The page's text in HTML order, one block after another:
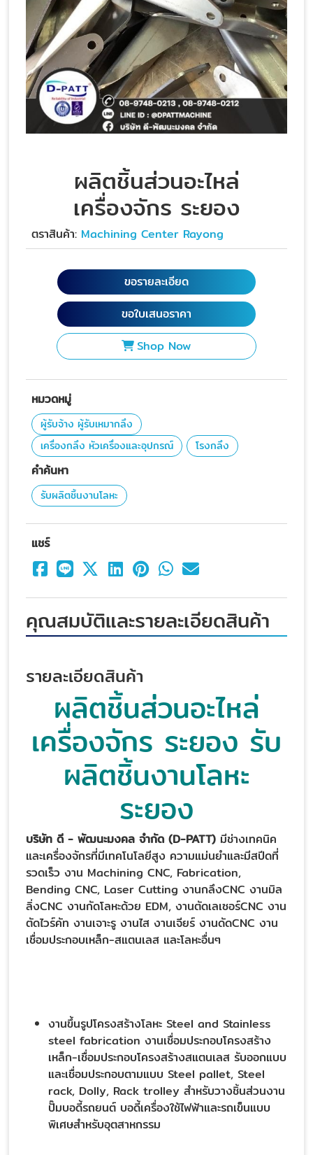
ผลิตชิ้นส่วนอะไหล่
เครื่องจักร ระยอง
ตราสินค้า: Machining Center Rayong
ขอรายละเอียด
ขอใบเสนอราคา
Shop Now
หมวดหมู่
ผู้รับจ้าง ผู้รับเหมากลึง
เครื่องกลึง หัวเครื่องและอุปกรณ์
โรงกลึง
คำค้นหา
รับผลิตชิ้นงานโลหะ
แชร์
คุณสมบัติและรายละเอียดสินค้า
รายละเอียดสินค้า
ผลิตชิ้นส่วนอะไหล่
เครื่องจักร ระยอง รับ
ผลิตชิ้นงานโลหะ
ระยอง
บริษัท ดี - พัฒนะมงคล จำกัด (D-PATT) มีช่างเทคนิค
และเครื่องจักรที่มีเทคโนโลยีสูง ความแม่นยำและมีสปีดที่
รวดเร็ว งาน Machining CNC, Fabrication,
Bending CNC, Laser Cutting งานกลึงCNC งานมิล
ลิ่งCNC งานกัดโลหะด้วย EDM, งานตัดเลเซอร์CNC งาน
ตัดไวร์คัท งานเจาะรู งานไส งานเจียร์ งานดัดCNC งาน
เชื่อมประกอบเหล็ก-สแตนเลส และโลหะอื่นๆ
งานขึ้นรูปโครงสร้างโลหะ Steel and Stainless
steel fabrication งานเชื่อมประกอบโครงสร้าง
เหล็ก-เชื่อมประกอบโครงสร้างสแตนเลส รับออกแบบ
และเชื่อมประกอบตามแบบ Steel pallet, Steel
rack, Dolly, Rack trolley สำหรับวางชิ้นส่วนงาน
ปั๊มบอดี้รถยนต์ บอดี้เครื่องใช้ไฟฟ้าและรถเข็นแบบ
พิเศษสำหรับอุตสาหกรรม